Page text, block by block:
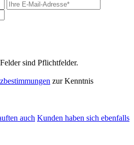
sind Pflichtfelder.
zur Kenntnis
auch Kunden haben sich ebenfalls